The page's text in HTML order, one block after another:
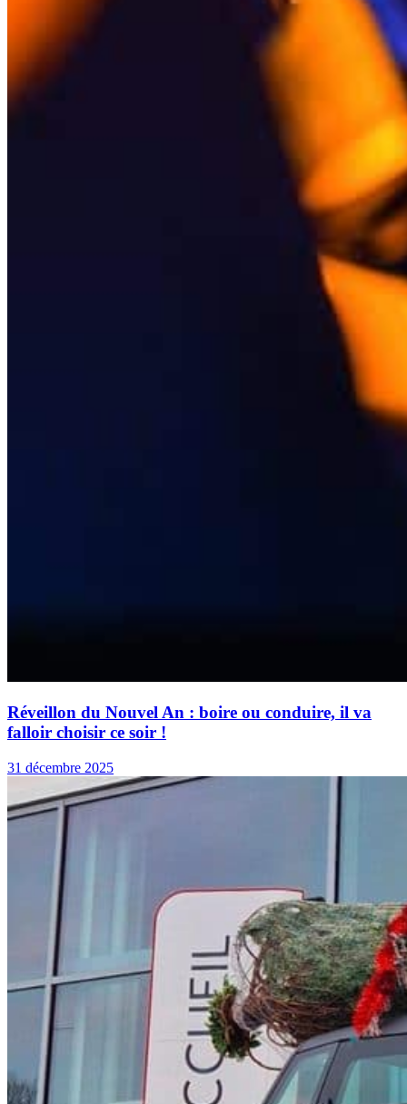
Réveillon du Nouvel An : boire ou conduire, il va
falloir choisir ce soir !
31 décembre 2025